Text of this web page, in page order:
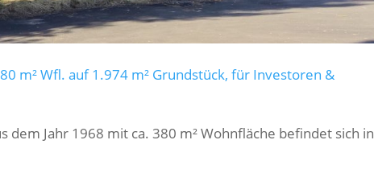
m² Wfl. auf 1.974 m² Grundstück, für Investoren &
dem Jahr 1968 mit ca. 380 m² Wohnfläche befindet sich in